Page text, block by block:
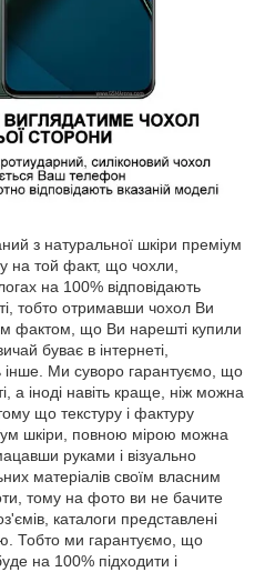
з натуральної шкіри преміум
на той факт, що чохли,
на 100% відповідають
тобто отримавши чохол Ви
фактом, що Ви нарешті купили
буває в інтернеті,
інше. Ми суворо гарантуємо, що
а іноді навіть краще, ніж можна
що текстуру і фактуру
шкіри, повною мірою можна
руками і візуально
матеріалів своїм власним
тому на фото ви не бачите
каталоги представлені
Тобто ми гарантуємо, що
на 100% підходити і